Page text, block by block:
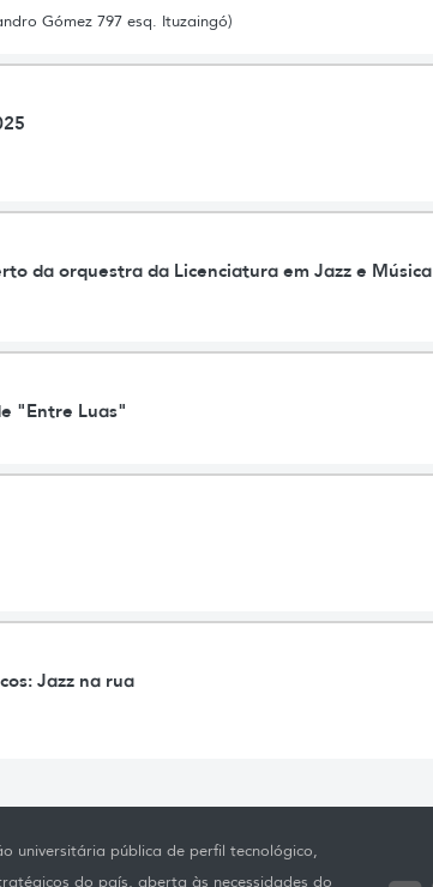
Gómez 797 esq. Ituzaingó)
da orquestra da Licenciatura em Jazz e Música
"Entre Luas"
Jazz na rua
universitária pública de perfil tecnológico,
do país, aberta às necessidades do